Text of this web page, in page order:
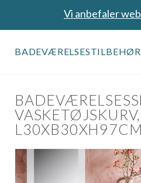
Vi anbefaler
BADEVÆRELSESTILBEHØR
VASKETØJSKURV,